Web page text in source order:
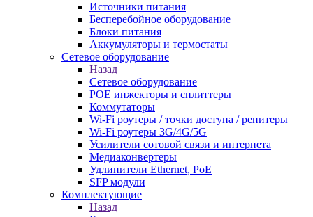
Источники питания
Бесперебойное оборудование
Блоки питания
Аккумуляторы и термостаты
Сетевое оборудование
Назад
Сетевое оборудование
POE инжекторы и сплиттеры
Коммутаторы
Wi-Fi роутеры / точки доступа / репитеры
Wi-Fi роутеры 3G/4G/5G
Усилители сотовой связи и интернета
Медиаконвертеры
Удлинители Ethernet, PoE
SFP модули
Комплектующие
Назад